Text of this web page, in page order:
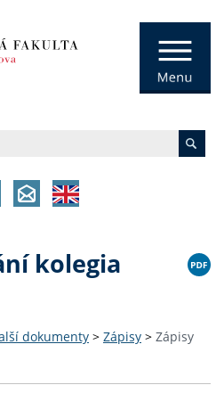
kolegia
dokumenty > Zápisy > Zápisy